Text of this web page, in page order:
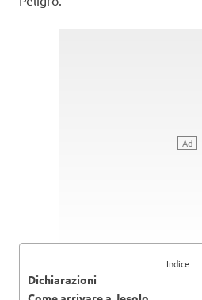
Indice
Dichiarazioni